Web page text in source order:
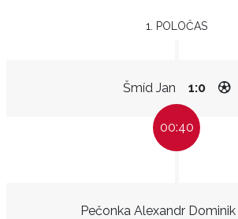
1. POLOČAS
Šmíd Jan 1:0
00:40
Pečonka Alexandr Dominik